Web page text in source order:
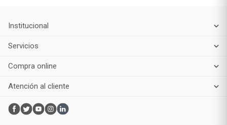
Institucional
Servicios
Compra online
Atención al cliente